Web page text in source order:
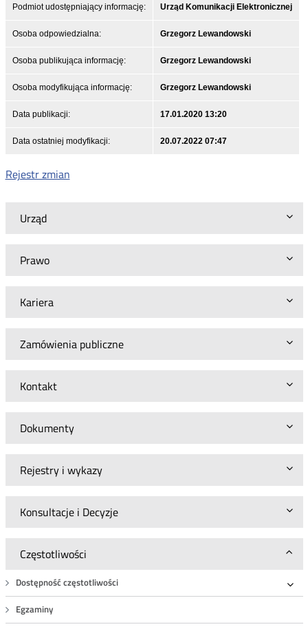
Urząd
Prawo
Kariera
Zamówienia publiczne
Kontakt
Dokumenty
Rejestry i wykazy
Konsultacje i Decyzje
Częstotliwości
Dostępność częstotliwości
Egzaminy
Podmiot udostępniający informację: Urząd Komunikacji Elektronicznej
Osoba odpowiedzialna: Grzegorz Lewandowski
Osoba publikująca informację: Grzegorz Lewandowski
Osoba modyfikująca informację: Grzegorz Lewandowski
Data publikacji: 17.01.2020 13:20
Data ostatniej modyfikacji: 20.07.2022 07:47
Rejestr zmian